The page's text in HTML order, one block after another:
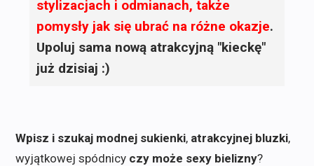
stylizacjach i odmianach, także
pomysły jak się ubrać na różne okazje.
Upoluj sama nową atrakcyjną "kieckę"
już dzisiaj :)
Wpisz i szukaj modnej sukienki, atrakcyjnej bluzki,
wyjątkowej spódnicy czy może sexy bielizny?